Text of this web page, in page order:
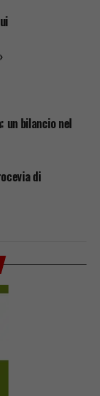
un bilancio nel
di